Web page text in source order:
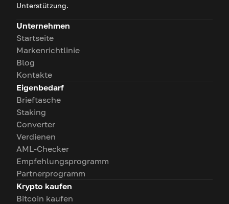
Unterstützung.
Unternehmen
Startseite
Markenrichtlinie
Blog
Kontakte
Eigenbedarf
Brieftasche
Staking
Converter
Verdienen
AML-Checker
Empfehlungsprogramm
Partnerprogramm
Krypto kaufen
Bitcoin kaufen